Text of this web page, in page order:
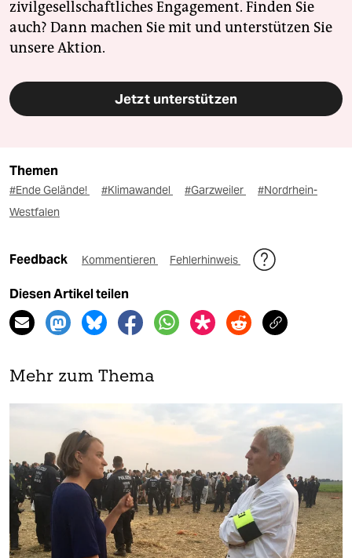
zivilgesellschaftliches Engagement. Finden Sie
auch? Dann machen Sie mit und unterstützen Sie
unsere Aktion.
Jetzt unterstützen
Themen
#Ende Gelände! #Klimawandel #Garzweiler
#Nordrhein-
Westfalen
Feedback Kommentieren Fehlerhinweis
Diesen Artikel teilen
Mehr zum Thema